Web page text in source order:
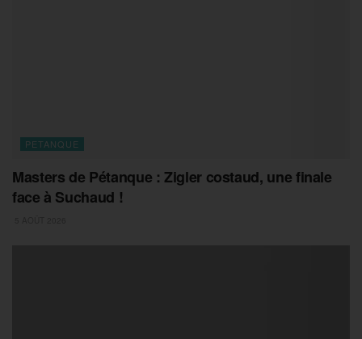
PETANQUE
Masters de Pétanque : Zigler costaud, une finale
face à Suchaud !